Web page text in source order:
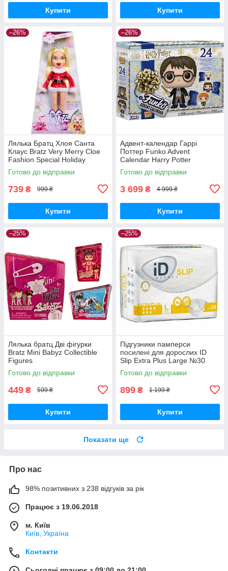
Купити Купити
–26%
Лялька Братц Хлоя Санта
Клаус Bratz Very Merry Cloe
Fashion Special Holiday
Готово до відправки
739 ₴ 999 ₴
Купити
–26%
Адвент-календар Гаррі
Поттер Funko Advent
Calendar Harry Potter
Готово до відправки
3 699 ₴ 4 999 ₴
Купити
–25%
Лялька братц Дві фігурки
Bratz Mini Babyz Collectible
Figures
Готово до відправки
449 ₴ 599 ₴
Купити
–25%
Підгузники памперси
посилені для дорослих ID
Slip Extra Plus Large №30
розмір L 115см-155 см
Готово до відправки
899 ₴ 1 199 ₴
Купити
Показати ще
Про нас
98% позитивних з 238 відгуків за рік
Працює з 19.06.2018
м. Київ
Київ, Україна
Контакти